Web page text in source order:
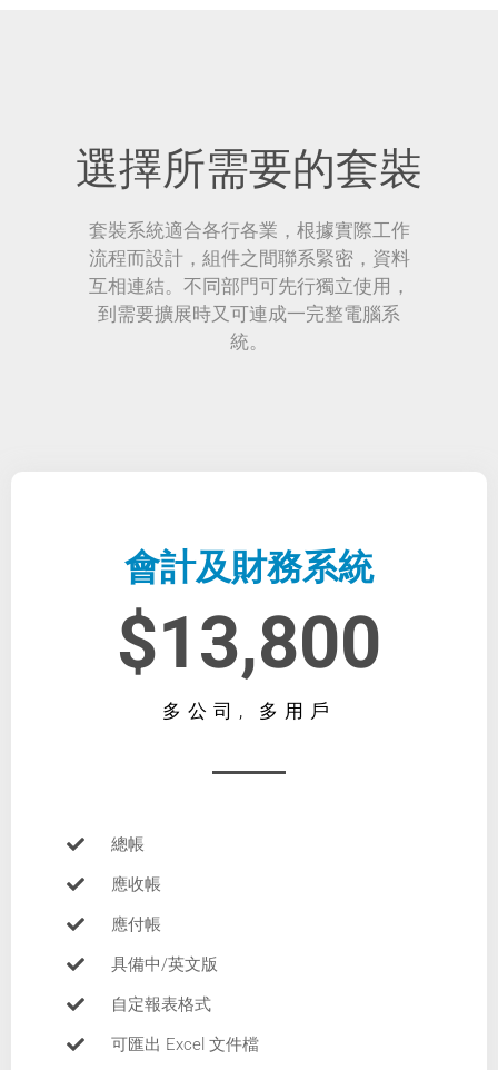
選擇所需要的套裝
套裝系統適合各行各業，根據實際工作
流程而設計，組件之間聯系緊密，資料
互相連結。不同部門可先行獨立使用，
到需要擴展時又可連成一完整電腦系
統。
會計及財務系統
$13,800
多公司, 多用戶
總帳
應收帳
應付帳
具備中/英文版
自定報表格式
可匯出 Excel 文件檔